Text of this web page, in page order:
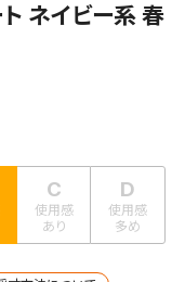
ネイビー系 春
C
使用感
あり
D
使用感
多め